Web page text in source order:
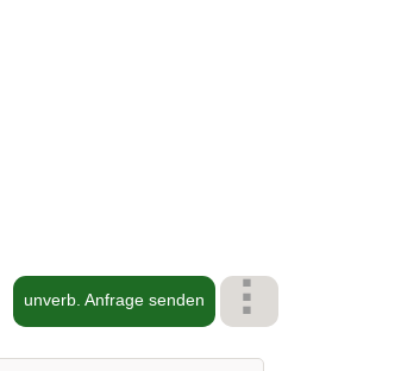
unverb. Anfrage senden